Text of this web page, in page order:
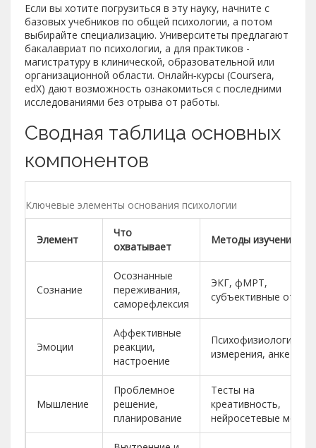
Если вы хотите погрузиться в эту науку, начните с
базовых учебников по общей психологии, а потом
выбирайте специализацию. Университеты предлагают
бакалавриат по психологии, а для практиков -
магистратуру в клинической, образовательной или
организационной области. Онлайн‑курсы (Coursera,
edX) дают возможность ознакомиться с последними
исследованиями без отрыва от работы.
Сводная таблица основных
компонентов
Ключевые элементы основания психологии
Элемент
Что
охватывает
Методы изучения
Сознание
Осознанные
переживания,
саморефлексия
ЭКГ, фМРТ,
субъективные
Эмоции
Аффективные
реакции,
настроение
измерения, анкеты
Мышление
Проблемное
решение,
планирование
Тесты на
креативность,
нейросетевые